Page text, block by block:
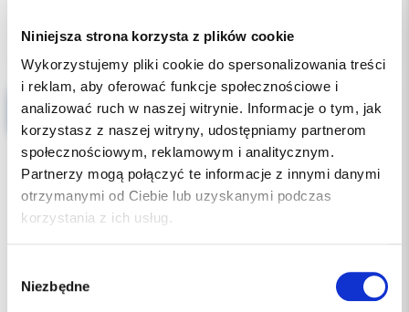
Niniejsza strona korzysta z plików cookie
Wykorzystujemy pliki cookie do spersonalizowania treści
i reklam, aby oferować funkcje społecznościowe i
analizować ruch w naszej witrynie. Informacje o tym, jak
korzystasz z naszej witryny, udostępniamy partnerom
społecznościowym, reklamowym i analitycznym.
Partnerzy mogą połączyć te informacje z innymi danymi
otrzymanymi od Ciebie lub uzyskanymi podczas
korzystania z ich usług.
zgody
Niezbędne
E&Q Master Pen Tip XF zielony 0,4mm taper 2% 1szt (z kołnierzem, pudełko)